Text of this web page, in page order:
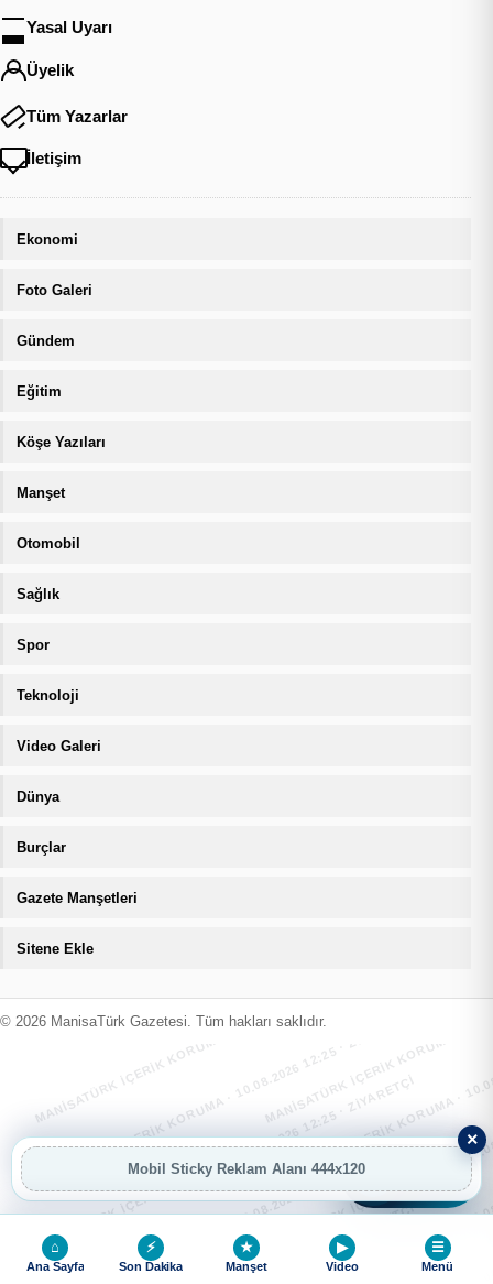
Yasal Uyarı
Üyelik
Tüm Yazarlar
İletişim
Ekonomi
Foto Galeri
Gündem
Eğitim
Köşe Yazıları
Manşet
Otomobil
Sağlık
Spor
Teknoloji
Video Galeri
Dünya
Burçlar
Gazete Manşetleri
Sitene Ekle
© 2026 ManisaTürk Gazetesi. Tüm hakları saklıdır.
×
Mobil Sticky Reklam Alanı 444x120
⌂
Ana Sayfa
⚡
Son Dakika
★
Manşet
▶
Video
☰
Menü
MANİSATÜRK İÇERİK KORUMA · 10.08.2026 12:25 · ZIYARETÇI
MANİSATÜRK İÇERİK KORUMA
MANİSATÜRK İÇERİK KORUMA · 10.08.2026 12:25 · ZIYARETÇI
MANİSATÜRK İÇERİK KORUMA
MANİSATÜRK İÇERİK KORUMA · 10.08.2026 12:25 · ZIYARETÇI
MANİSATÜRK İÇERİK KORUMA
MANİSATÜRK İÇERİK KORUMA · 10.08.2026 12:25 · ZIYARETÇI
MANİSATÜRK İÇERİK KORUMA